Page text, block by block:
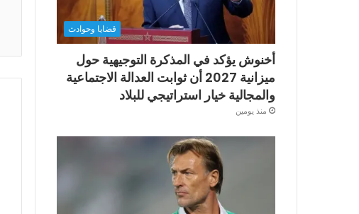
قضايا وحوادث
أخنوش يؤكد في المذكرة التوجيهية حول
ميزانية 2027 أن ثوابت العدالة الاجتماعية
والمجالية خيار استراتيجي للبلاد
منذ يومين